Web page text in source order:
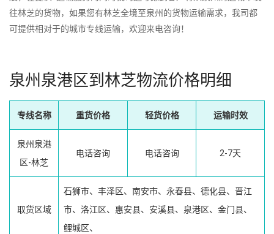
往林芝的货物，如果您有林芝全境至泉州的货物运输需求，我司都
可提供相对于的城市专线运输，欢迎来电咨询！
泉州泉港区到林芝物流价格明细
专线名称 重货价格 轻货价格 运输时效
泉州泉港
区-林芝
电话咨询 电话咨询 2-7天
取货区域
石狮市、丰泽区、南安市、永春县、德化县、晋江
市、洛江区、惠安县、安溪县、泉港区、金门县、
鲤城区、